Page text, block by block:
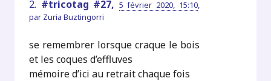
2. #tricotag #27, 5 février 2020, 15:10,
par Zuria Buztingorri
se remembrer lorsque craque le bois
et les coques d’effluves
mémoire d’ici au retrait chaque fois